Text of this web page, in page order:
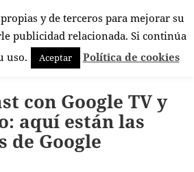
MENÚ
Y
con Google TV y
aquí están las
de Google
y de terceros para mejorar su
publicidad relacionada. Si continúa
uso.
Aceptar Política de cookies